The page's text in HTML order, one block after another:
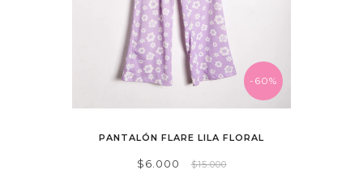
-60%
PANTALÓN FLARE LILA FLORAL
$6.000 $15.000